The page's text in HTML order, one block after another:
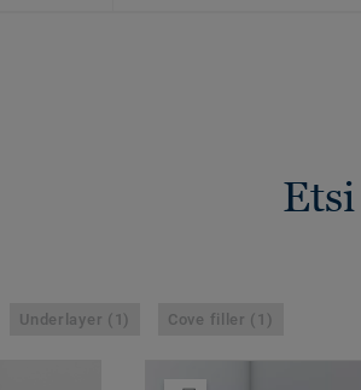
Underlayer (1) Cove filler (1)